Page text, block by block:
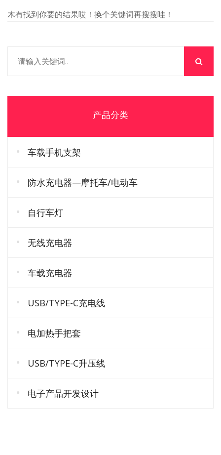
木有找到你要的结果哎！换个关键词再搜搜哇！
产品分类
车载手机支架
防水充电器—摩托车/电动车
自行车灯
无线充电器
车载充电器
USB/TYPE-C充电线
电加热手把套
USB/TYPE-C升压线
电子产品开发设计